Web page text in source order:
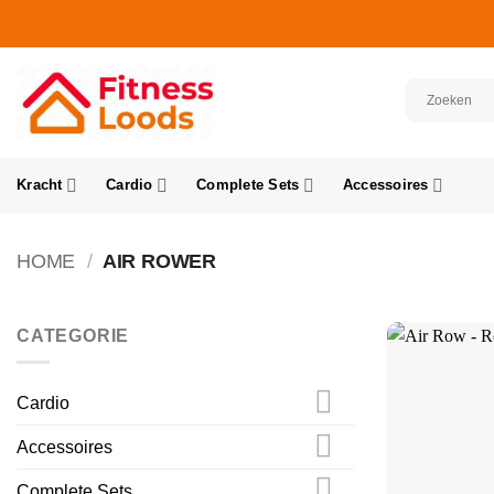
Kracht Cardio Complete Sets Accessoires
HOME / AIR ROWER
CATEGORIE
Cardio
Accessoires